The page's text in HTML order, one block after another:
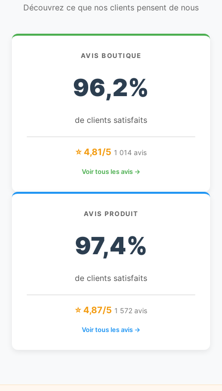
Découvrez ce que nos clients pensent de nous
AVIS BOUTIQUE
96,2%
de clients satisfaits
⭐ 4,81/5 1 014 avis
Voir tous les avis →
AVIS PRODUIT
97,4%
de clients satisfaits
⭐ 4,87/5 1 572 avis
Voir tous les avis →